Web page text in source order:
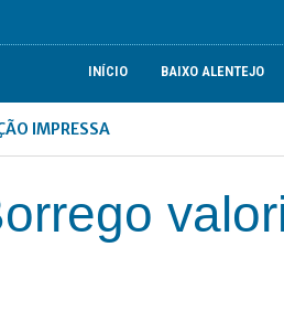
INÍCIO BAIXO ALENTEJO
IMPRESSA